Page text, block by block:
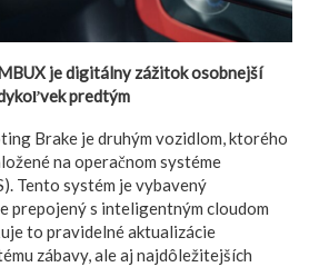
je digitálny zážitok osobnejší
predtým
Brake je druhým vozidlom, ktorého
na operačnom systéme
Tento systém je vybavený
prepojený s inteligentným cloudom
to pravidelné aktualizácie
zábavy, ale aj najdôležitejších